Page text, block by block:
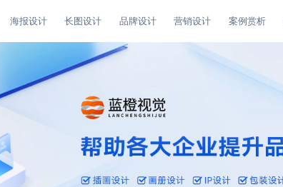
海报设计 长图设计 品牌设计 营销设计 案例赏析